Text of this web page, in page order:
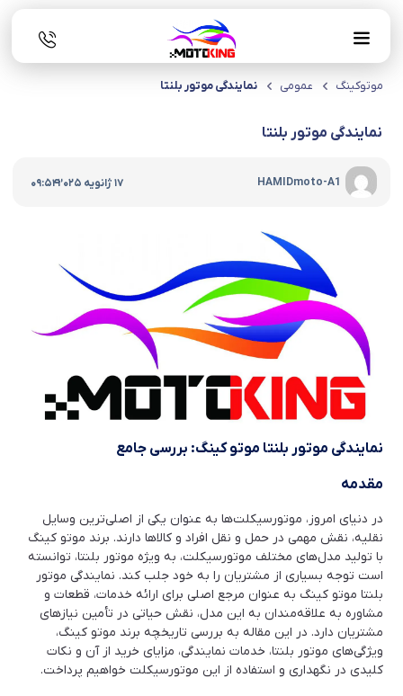
موتوکینگ عمومی نمایندگی موتور بلنتا
نمایندگی موتور بلنتا
HAMIDmoto-A1 17 ژانویه 2025 |
09:54
نمایندگی موتور بلنتا موتو کینگ: بررسی جامع
مقدمه
در دنیای امروز، موتورسیکلت‌ها به عنوان یکی از اصلی‌ترین وسایل
نقلیه، نقش مهمی در حمل و نقل افراد و کالاها دارند. برند موتو کینگ
با تولید مدل‌های مختلف موتورسیکلت، به ویژه موتور بلنتا، توانسته
است توجه بسیاری از مشتریان را به خود جلب کند. نمایندگی موتور
بلنتا موتو کینگ به عنوان مرجع اصلی برای ارائه خدمات، قطعات و
مشاوره به علاقه‌مندان به این مدل، نقش حیاتی در تأمین نیازهای
مشتریان دارد. در این مقاله به بررسی تاریخچه برند موتو کینگ،
ویژگی‌های موتور بلنتا، خدمات نمایندگی، مزایای خرید از آن و نکات
کلیدی در نگهداری و استفاده از این موتورسیکلت خواهیم پرداخت.